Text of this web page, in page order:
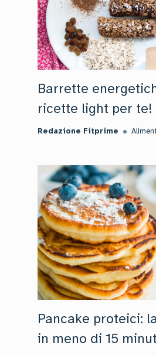
Barrette
ricette light per te!
Redazione Fitprime
Pancake proteici:
in meno di 15